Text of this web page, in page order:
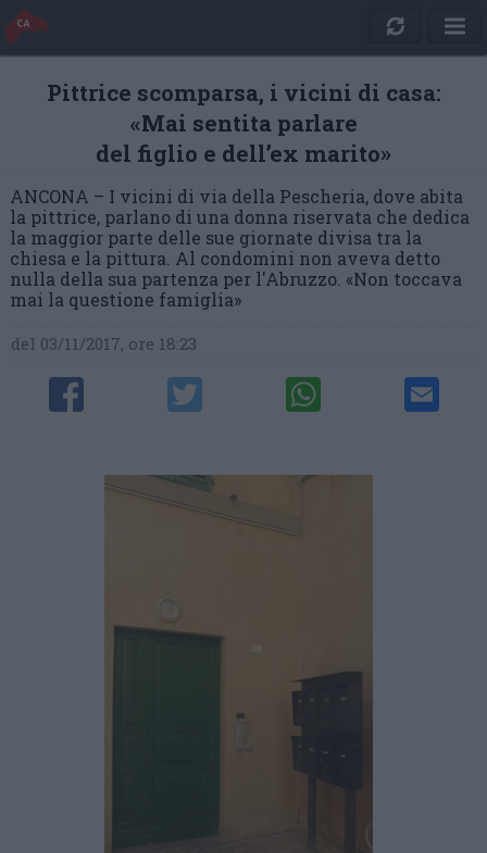
Pittrice scomparsa, i vicini di casa:
«Mai sentita parlare
del figlio e dell’ex marito»
ANCONA – I vicini di via della Pescheria, dove abita
la pittrice, parlano di una donna riservata che dedica
la maggior parte delle sue giornate divisa tra la
chiesa e la pittura. Al condomini non aveva detto
nulla della sua partenza per l'Abruzzo. «Non toccava
mai la questione famiglia»
del 03/11/2017, ore 18:23